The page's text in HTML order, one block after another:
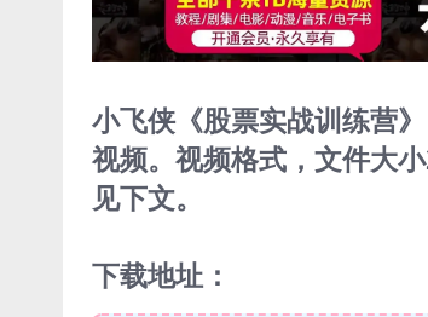
小飞侠《股票实战训练营
视频。视频格式，文件大
见下文。
下载地址：